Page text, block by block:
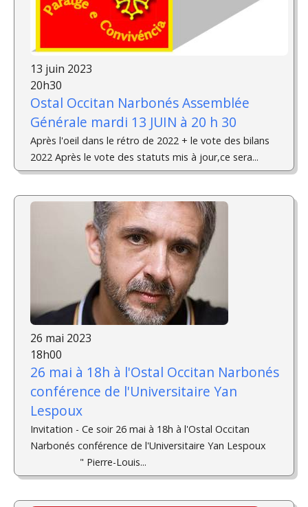
13 juin 2023
20h30
Ostal Occitan Narbonés Assemblée
Générale mardi 13 JUIN à 20 h 30
Après l'oeil dans le rétro de 2022 + le vote des bilans
2022 Après le vote des statuts mis à jour,ce sera...
26 mai 2023
18h00
26 mai à 18h à l'Ostal Occitan Narbonés
conférence de l'Universitaire Yan
Lespoux
Invitation - Ce soir 26 mai à 18h à l'Ostal Occitan
Narbonés conférence de l'Universitaire Yan Lespoux
" Pierre-Louis...